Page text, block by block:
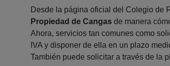
Desde la página oficial del Colegio de
Propiedad de Cangas de manera
Ahora, servicios tan comunes como
IVA y disponer de ella en un plazo
También puede solicitar a través de la